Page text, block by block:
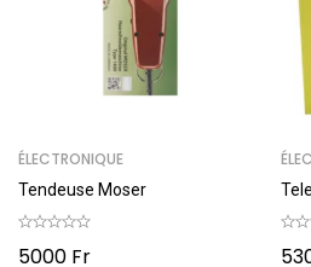
ÉLECTRONIQUE
Tendeuse Moser
5000 Fr